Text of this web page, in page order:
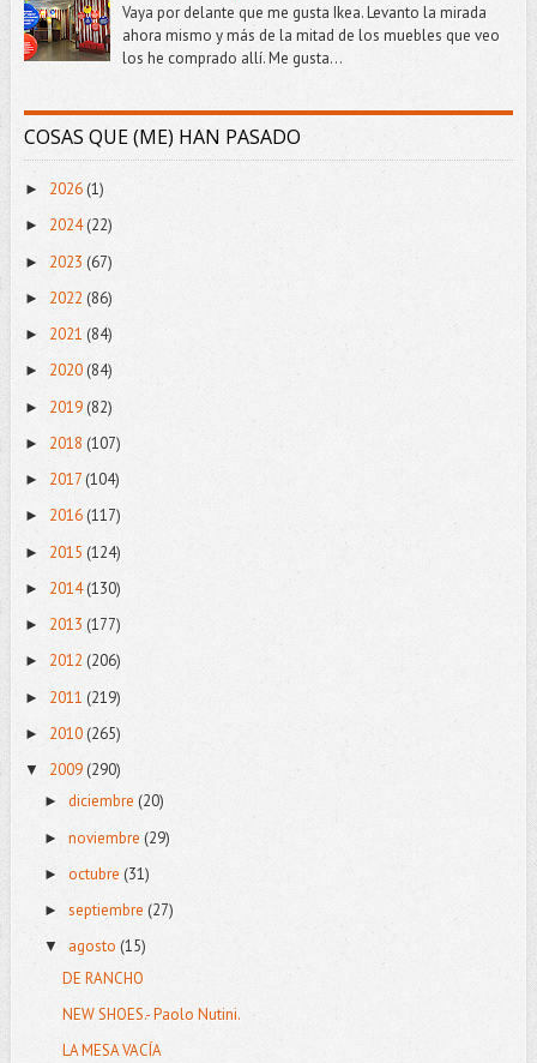
Vaya por delante que me gusta Ikea. Levanto la mirada
ahora mismo y más de la mitad de los muebles que veo
los he comprado allí. Me gusta...
COSAS QUE (ME) HAN PASADO
► 2026(1)
► 2024(22)
► 2023 (67)
► 2022 (86)
► 2021 (84)
► 2020(84)
► 2019(82)
► 2018 (107)
► 2017 (104)
► 2016(117)
► 2015 (124)
► 2014(130)
► 2013 (177)
► 2012 (206)
► 2011 (219)
► 2010(265)
▼ 2009(290)
► diciembre (20)
► noviembre (29)
► octubre (31)
► septiembre (27)
▼ agosto (15)
DE RANCHO
NEW SHOES.- Paolo Nutini.
LA MESA VACÍA